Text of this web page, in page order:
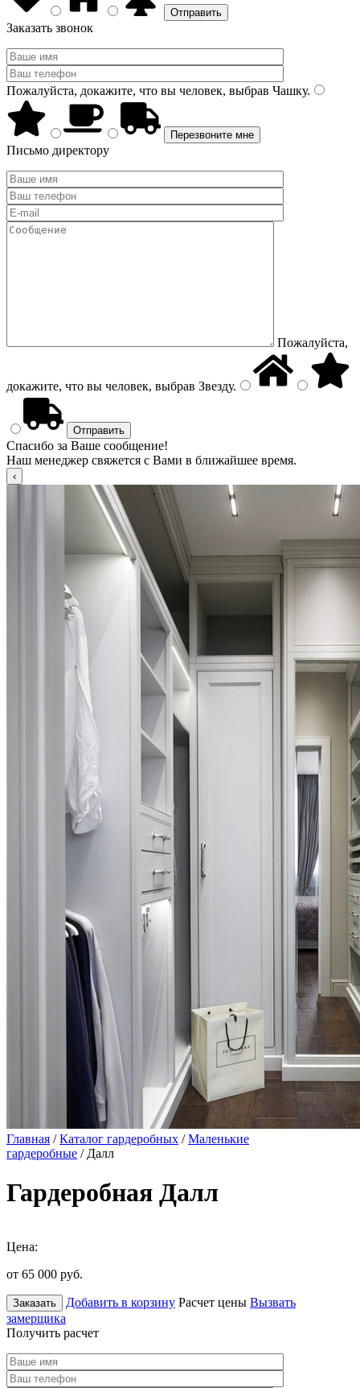
Заказать звонок
Пожалуйста, докажите, что вы человек, выбрав Чашку.
Письмо директору
Пожалуйста,
докажите, что вы человек, выбрав Звезду.
Спасибо за Ваше сообщение!
Наш менеджер свяжется с Вами в ближайшее время.
Главная /Каталог гардеробных /Маленькие
гардеробные / Далл
Гардеробная Далл
Цена:
от 65 000 руб.
Заказать Добавить в корзину Расчет цены Вызвать
замерщика
Получить расчет